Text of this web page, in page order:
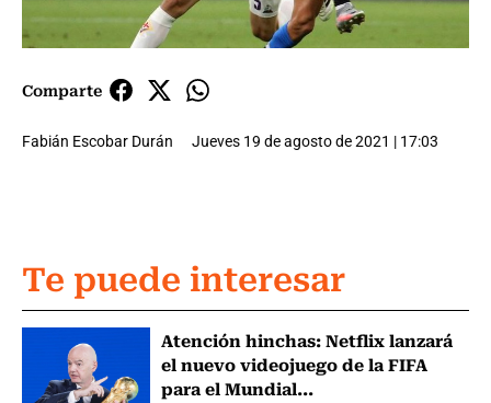
Comparte
Fabián Escobar Durán Jueves 19 de agosto de 2021 | 17:03
Te puede interesar
Atención hinchas: Netflix lanzará
el nuevo videojuego de la FIFA
para el Mundial...